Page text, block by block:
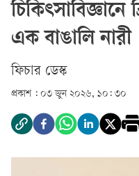
এক বাঙালি নারী
ফিচার ডেস্ক
প্রকাশ : ০৩ জুন ২০২৬, ১০: ৩০